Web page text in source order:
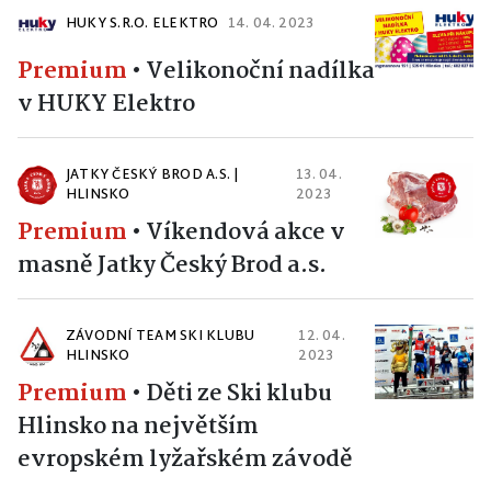
HUKY S.R.O. ELEKTRO 14. 04. 2023
Premium • Velikonoční nadílka
v HUKY Elektro
JATKY ČESKÝ BROD A.S. |
HLINSKO
13. 04.
2023
Premium • Víkendová akce v
masně Jatky Český Brod a.s.
ZÁVODNÍ TEAM SKI KLUBU
HLINSKO
12. 04.
2023
Premium • Děti ze Ski klubu
Hlinsko na největším
evropském lyžařském závodě